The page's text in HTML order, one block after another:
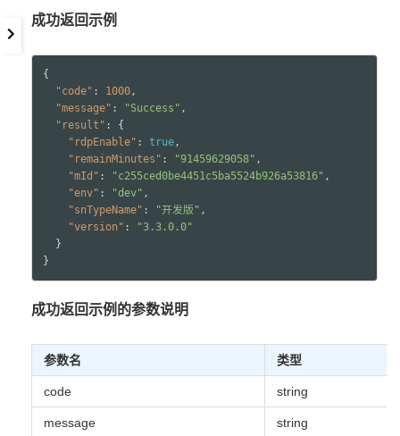
成功返回示例
{
"code" : 1000,
"message" : "Success" ,
"result" : {
"rdpEnable" : true,
"remainMinutes" : "91459629058" ,
"mId" : "c255ced0be4451c5ba5524b926a53816" ,
"env" : "dev" ,
"snTypeName" : "开发版" ,
"version" :
"3.3.0.0"
  }
成功返回示例的参数说明
参数名 类型
code string
message string